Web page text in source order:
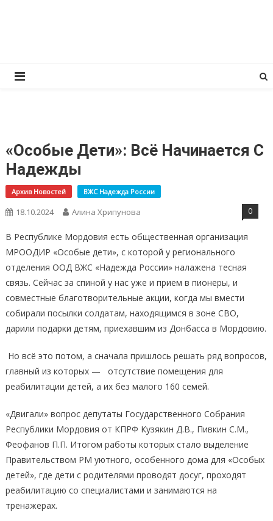
«Особые Дети»: Всё Начинается С
Надежды
Архив Новостей ВЖС Надежда России
18.10.2024 Алина Хрипунова 0
В Республике Мордовия есть общественная организация
МРООДИР «Особые дети», с которой у регионального
отделения ООД ВЖС «Надежда России» налажена тесная
связь. Сейчас за спиной у нас уже и прием в пионеры, и
совместные благотворительные акции, когда мы вмести
собирали посылки солдатам, находящимся в зоне СВО,
дарили подарки детям, приехавшим из Донбасса в Мордовию.
Но всё это потом, а сначала пришлось решать ряд вопросов,
главный из которых — отсутствие помещения для
реабилитации детей, а их без малого 160 семей.
«Двигали» вопрос депутаты Государственного Собрания
Республики Мордовия от КПРФ Кузякин Д.В., Пивкин С.М.,
Феофанов П.П. Итогом работы которых стало выделение
Правительством РМ уютного, особенного дома для «Особых
детей», где дети с родителями проводят досуг, проходят
реабилитацию со специалистами и занимаются на
тренажерах.